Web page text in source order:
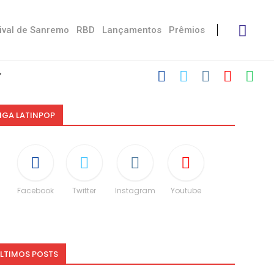
de Sanremo RBD Lançamentos Prêmios
LATINPOP
Facebook Twitter Instagram Youtube
POSTS